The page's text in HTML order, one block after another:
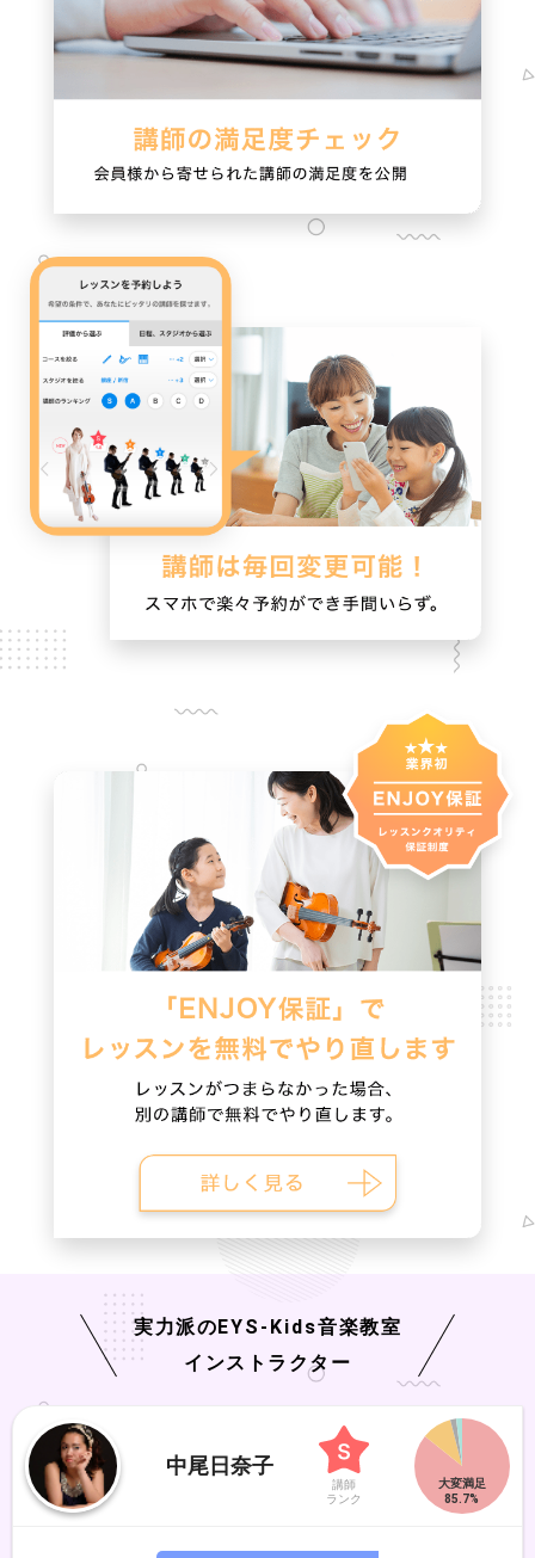
実力派のEYS-Kids音楽教室
インストラクター
中尾日奈子
講師
ランク